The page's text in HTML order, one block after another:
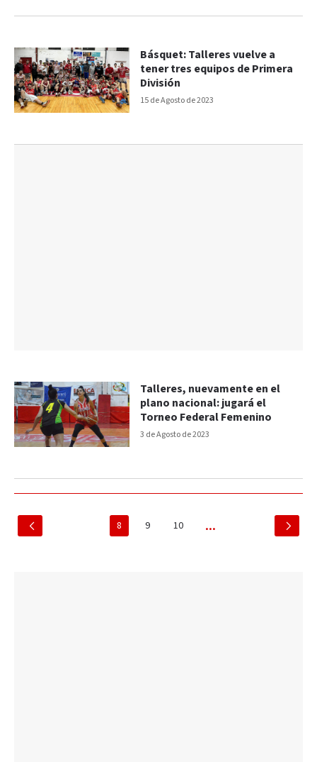
15 de Agosto de 2023
Básquet: Talleres vuelve a
tener tres equipos de Primera
División
3 de Agosto de 2023
Talleres, nuevamente en el
plano nacional: jugará el
Torneo Federal Femenino
8 9 10